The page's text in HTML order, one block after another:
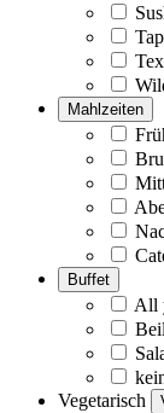
Mahlzeiten
Buffet
All
Vegetarisch